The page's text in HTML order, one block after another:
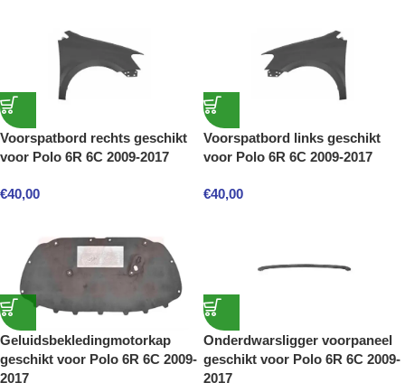
Voorspatbord rechts geschikt
voor Polo 6R 6C 2009-2017
€40,00
Voorspatbord links geschikt
voor Polo 6R 6C 2009-2017
€40,00
Geluidsbekledingmotorkap
geschikt voor Polo 6R 6C 2009-
2017
Onderdwarsligger voorpaneel
geschikt voor Polo 6R 6C 2009-
2017